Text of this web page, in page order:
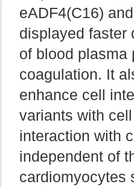
eADF4(C16)
displayed faster
of blood plasma
coagulation. It
enhance cell
variants with
interaction with
independent of
cardiomyocytes